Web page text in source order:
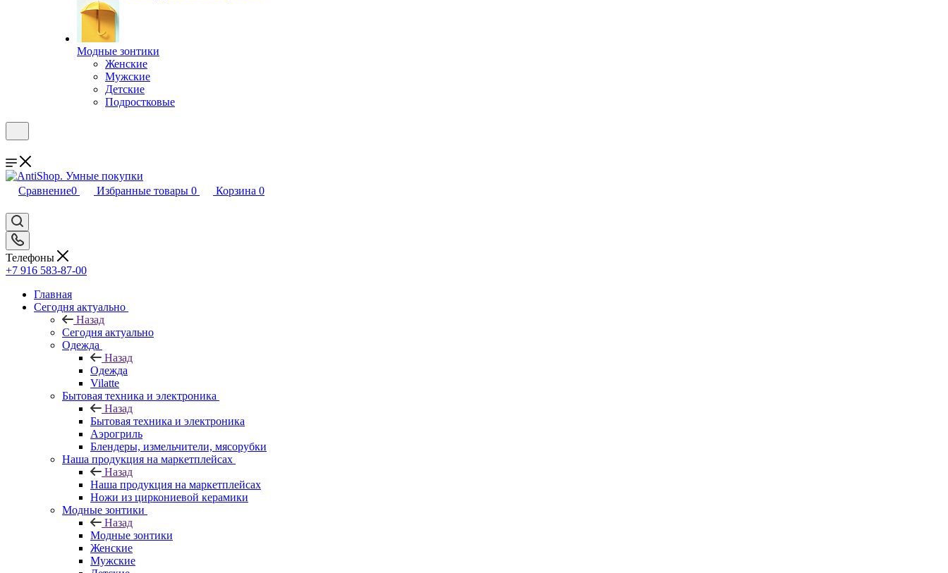
Модные зонтики
Женские
Мужские
Детские
Подростковые
Сравнение0 Избранные товары 0 Корзина 0
Телефоны
+7 916 583-87-00
Главная
Сегодня актуально
Назад
Сегодня актуально
Одежда
Назад
Одежда
Vilatte
Бытовая техника и электроника
Назад
Бытовая техника и электроника
Аэрогриль
Блендеры, измельчители, мясорубки
Наша продукция на маркетплейсах
Назад
Наша продукция на маркетплейсах
Ножи из циркониевой керамики
Модные зонтики
Назад
Модные зонтики
Женские
Мужские